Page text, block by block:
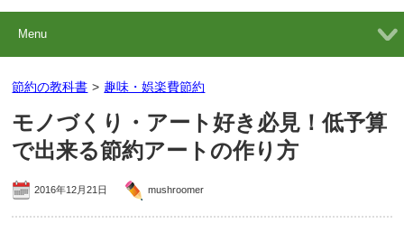
Menu
節約の教科書 > 趣味・娯楽費節約
モノづくり・アート好き必見！低予算
で出来る節約アートの作り方
2016年12月21日 mushroomer